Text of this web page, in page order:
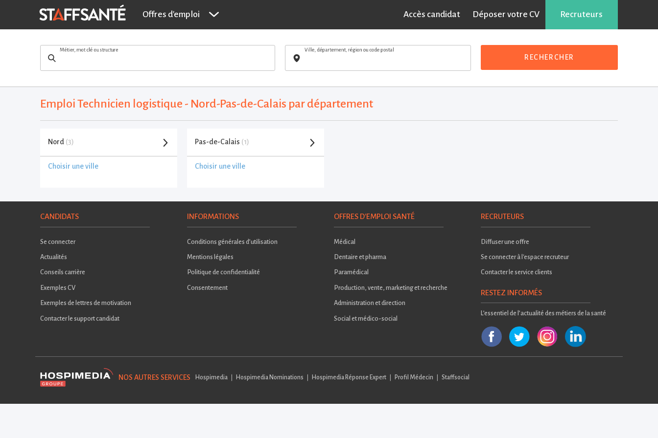
Offres d'emploi Accès candidat Déposer votre CV Recruteurs
Métier, mot clé ou structure Ville, département, région ou code postal
RECHERCHER
Emploi Technicien logistique - Nord-Pas-de-Calais par département
Nord (3)
Choisir une ville
Pas-de-Calais (1)
Choisir une ville
CANDIDATS
Se connecter
Actualités
Conseils carrière
Exemples CV
Exemples de lettres de motivation
Contacter le support candidat
INFORMATIONS
Conditions générales d’utilisation
Mentions légales
Politique de confidentialité
Consentement
OFFRES D'EMPLOI SANTÉ
Médical
Dentaire et pharma
Paramédical
Production, vente, marketing et recherche
Administration et direction
Social et médico-social
RECRUTEURS
Diffuser une offre
Se connecter à l'espace recruteur
Contacter le service clients
RESTEZ INFORMÉS
L’essentiel de l’actualité des métiers de la santé
NOS AUTRES SERVICES Hospimedia Hospimedia Nominations Hospimedia Réponse Expert Profil Médecin Staffsocial